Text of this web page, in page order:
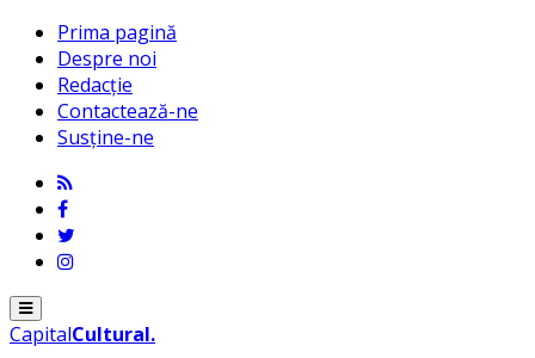
Prima pagină
Despre noi
Redacție
Contactează-ne
Susține-ne
Menu
CapitalCultural.